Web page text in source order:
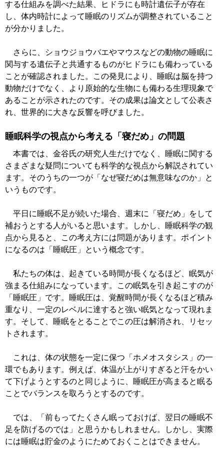
する仕組みを調べた結果、ヒドラにも時計遺伝子が存在
し、体内時計によって睡眠のリズムが調整されていること
が分かりました。
さらに、ショウジョウバエやマウスなどの動物の睡眠に
関与する遺伝子と共通するものがヒドラにも備わっている
ことが確認されました。この発見により、睡眠は脳を持つ
動物だけでなく、より原始的な生物にも備わる生理現象で
あることが示されたのです。その成果は論文として公表さ
れ、世界的に大きな反響を呼びました。
睡眠科学の視点から考える「寝だめ」の問題
本書では、金谷氏の研究人生だけでなく、睡眠に関する
さまざまな疑問についても科学的な視点から解説されてい
ます。そのうちの一つが「なぜ寝だめは無意味なのか」と
いうものです。
平日に睡眠不足が続いた場合、週末に「寝だめ」をして
補おうとする人がいると思います。しかし、睡眠科学の観
点から見ると、この考え方には問題があります。ポイント
になるのは「睡眠圧」という概念です。
私たちの体は、起きている時間が長くなるほど、眠気が
強まる仕組みになっています。この眠気を引き起こすのが
「睡眠圧」です。睡眠圧は、覚醒時間が長くなるほど積み
重なり、一定のレベルに達すると強い眠気となって現れま
す。そして、睡眠をとることでこの圧は解消され、リセッ
トされます。
これは、体の状態を一定に保つ「ホメオスタシス」の一
環でもあります。例えば、体温が上がりすぎると汗をかい
て下げようとするのと同じように、睡眠圧が高まると眠る
ことでバランスを取ろうとするのです。
では、「前もってたくさん眠っておけば、翌日の睡眠不
足を防げるのでは」と思うかもしれません。しかし、実際
には睡眠は貯金のようにためておくことはできません。